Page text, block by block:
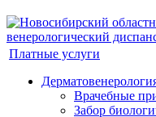
Платные услуги
Врачебные
Забор